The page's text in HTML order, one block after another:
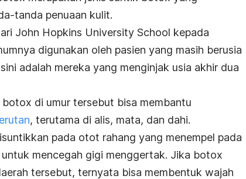
tanda penuaan kulit.
John Hopkins University School kepada
digunakan oleh pasien yang masih berusia
adalah mereka yang menginjak usia akhir dua
di umur tersebut bisa membantu
, terutama di alis, mata, dan dahi.
pada otot rahang yang menempel pada
mencegah gigi menggertak. Jika botox
tersebut, ternyata bisa membentuk wajah